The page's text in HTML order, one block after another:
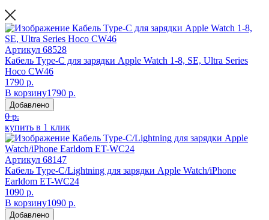
Артикул 68528
Кабель Type-C для зарядки Apple Watch 1-8, SE, Ultra Series
Hoco CW46
1790 р.
В корзину1790 р.
Добавлено
0 р.
купить в 1 клик
Артикул 68147
Кабель Type-C/Lightning для зарядки Apple Watch/iPhone
Earldom ET-WC24
1090 р.
В корзину1090 р.
Добавлено